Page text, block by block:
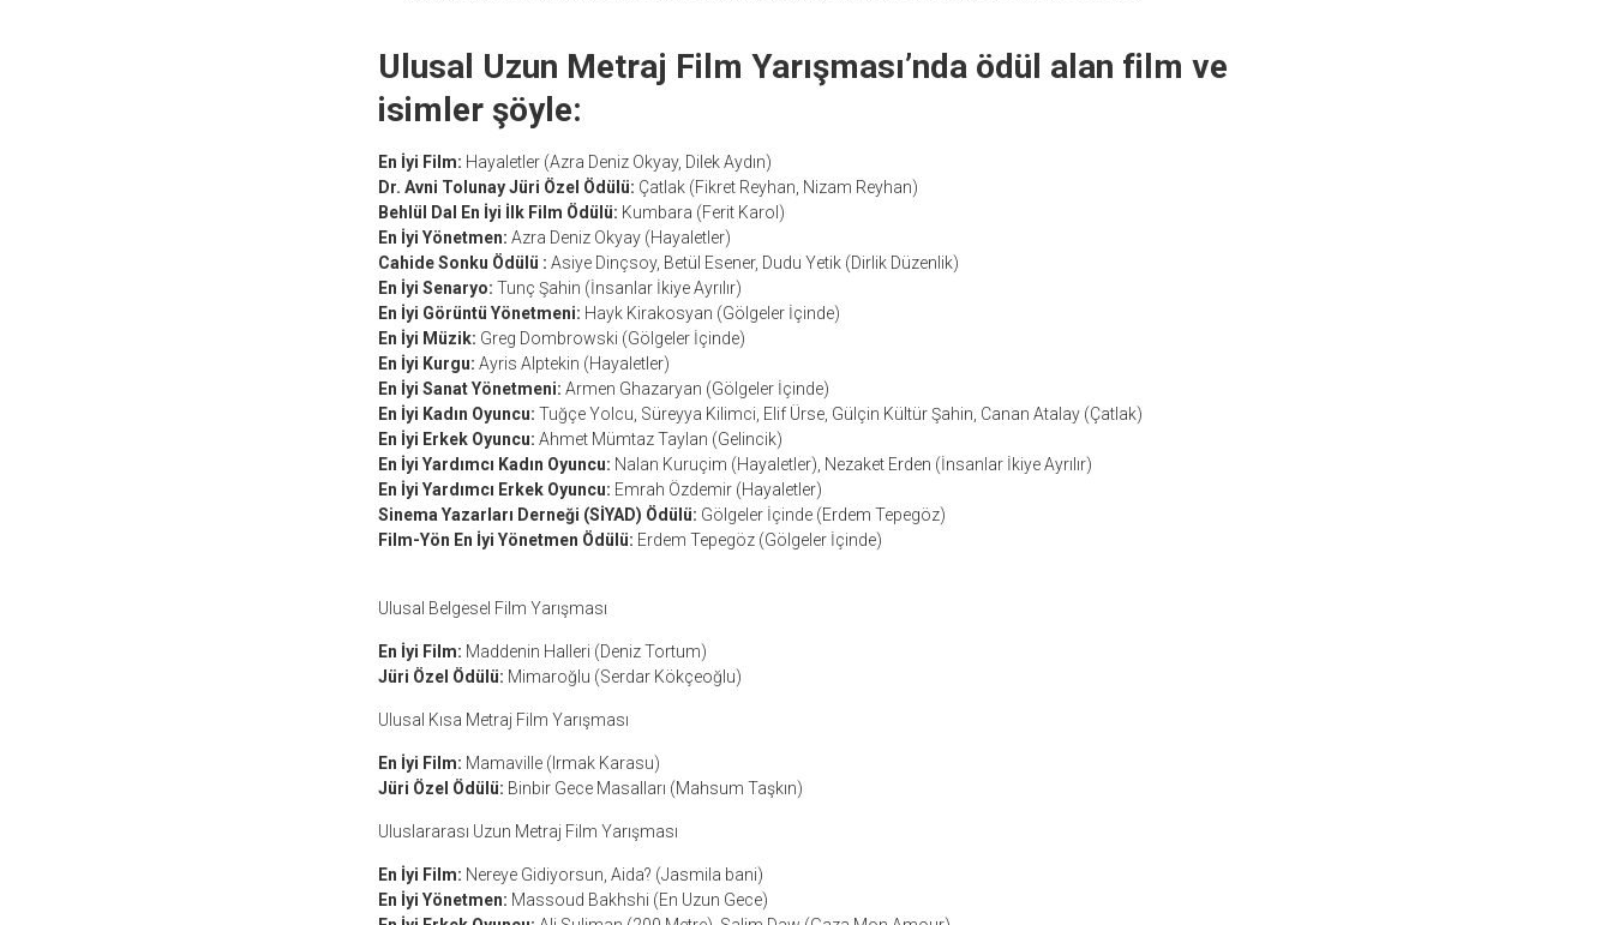
Ulusal Uzun Metraj Film Yarışması’nda ödül alan film ve
isimler şöyle:
En İyi Film: Hayaletler (Azra Deniz Okyay, Dilek Aydın)
Dr. Avni Tolunay Jüri Özel Ödülü: Çatlak (Fikret Reyhan, Nizam Reyhan)
Behlül Dal En İyi İlk Film Ödülü: Kumbara (Ferit Karol)
En İyi Yönetmen: Azra Deniz Okyay (Hayaletler)
Cahide Sonku Ödülü : Asiye Dinçsoy, Betül Esener, Dudu Yetik (Dirlik Düzenlik)
En İyi Senaryo: Tunç Şahin (İnsanlar İkiye Ayrılır)
En İyi Görüntü Yönetmeni: Hayk Kirakosyan (Gölgeler İçinde)
En İyi Müzik: Greg Dombrowski (Gölgeler İçinde)
En İyi Kurgu: Ayris Alptekin (Hayaletler)
En İyi Sanat Yönetmeni: Armen Ghazaryan (Gölgeler İçinde)
En İyi Kadın Oyuncu: Tuğçe Yolcu, Süreyya Kilimci, Elif Ürse, Gülçin Kültür Şahin, Canan Atalay (Çatlak)
En İyi Erkek Oyuncu: Ahmet Mümtaz Taylan (Gelincik)
En İyi Yardımcı Kadın Oyuncu: Nalan Kuruçim (Hayaletler), Nezaket Erden (İnsanlar İkiye Ayrılır)
En İyi Yardımcı Erkek Oyuncu: Emrah Özdemir (Hayaletler)
Sinema Yazarları Derneği (SİYAD) Ödülü: Gölgeler İçinde (Erdem Tepegöz)
Film-Yön En İyi Yönetmen Ödülü: Erdem Tepegöz (Gölgeler İçinde)
Ulusal Belgesel Film Yarışması
En İyi Film: Maddenin Halleri (Deniz Tortum)
Jüri Özel Ödülü: Mimaroğlu (Serdar Kökçeoğlu)
Ulusal Kısa Metraj Film Yarışması
En İyi Film: Mamaville (Irmak Karasu)
Jüri Özel Ödülü: Binbir Gece Masalları (Mahsum Taşkın)
Uluslararası Uzun Metraj Film Yarışması
En İyi Film: Nereye Gidiyorsun, Aida? (Jasmila bani)
En İyi Yönetmen: Massoud Bakhshi (En Uzun Gece)